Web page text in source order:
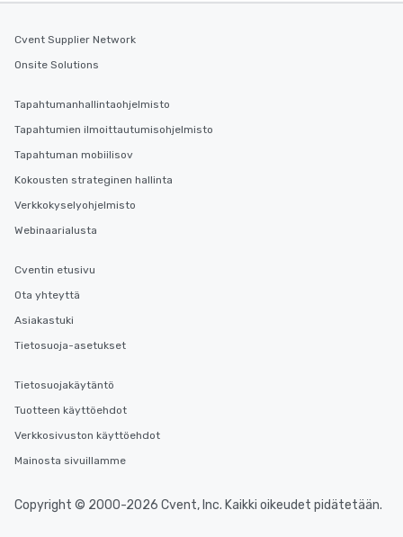
Cvent Supplier Network
Onsite Solutions
Tapahtumanhallintaohjelmisto
Tapahtumien ilmoittautumisohjelmisto
Tapahtuman mobiilisov
Kokousten strateginen hallinta
Verkkokyselyohjelmisto
Webinaarialusta
Cventin etusivu
Ota yhteyttä
Asiakastuki
Tietosuoja-asetukset
Tietosuojakäytäntö
Tuotteen käyttöehdot
Verkkosivuston käyttöehdot
Mainosta sivuillamme
Copyright © 2000-2026 Cvent, Inc. Kaikki oikeudet pidätetään.